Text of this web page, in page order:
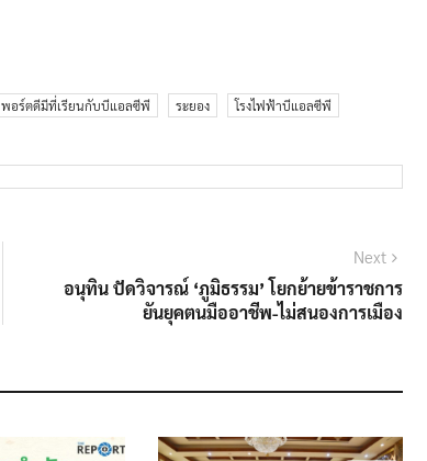
พอร์ตดีมีที่เรียนกับบีแอลซีพี ระยอง โรงไฟฟ้าบีแอลซีพี
Next
post:
อนุทิน ปัดวิจารณ์ ‘ภูมิธรรม’ โยกย้ายข้าราชการ
ยันยุคตนมืออาชีพ-ไม่สนองการเมือง